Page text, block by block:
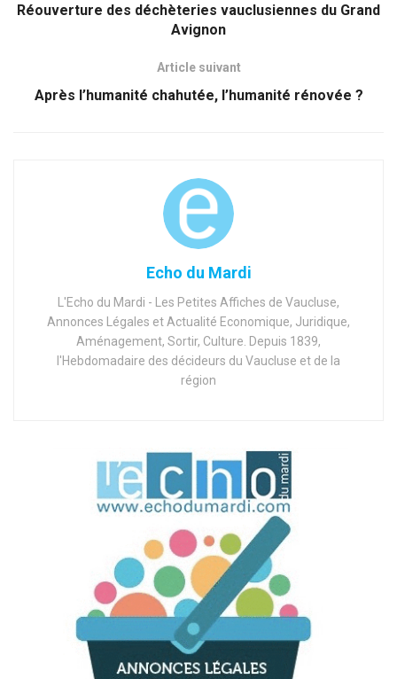
Réouverture des déchèteries vauclusiennes du Grand
Avignon
Article suivant
Après l’humanité chahutée, l’humanité rénovée ?
Echo du Mardi
L'Echo du Mardi - Les Petites Affiches de Vaucluse,
Annonces Légales et Actualité Economique, Juridique,
Aménagement, Sortir, Culture. Depuis 1839,
l'Hebdomadaire des décideurs du Vaucluse et de la
région